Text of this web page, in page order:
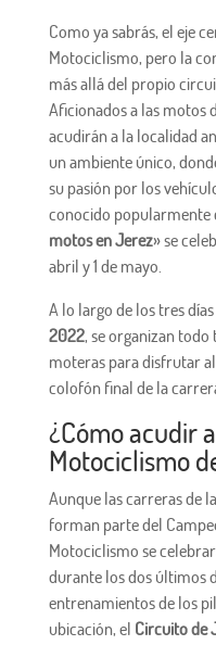
Como ya sabrás, el eje
Motociclismo, pero la
más allá del propio
Aficionados a las motos
acudirán a la localidad
un ambiente único,
su pasión por los
conocido popularmente
motos en Jerez» se
abril y 1 de mayo.
A lo largo de los tres
2022, se organizan
moteras para disfrutar
colofón final de la
¿Cómo acudir
Motociclismo
Aunque las carreras de
forman parte del
Motociclismo se
durante los dos últimos
entrenamientos de los
ubicación, el Circuito de